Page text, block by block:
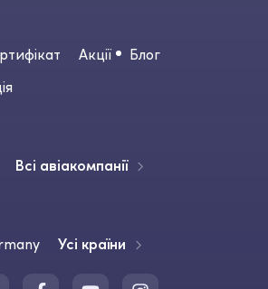
Акції
Блог
Всі авіакомпанії
Усі країни